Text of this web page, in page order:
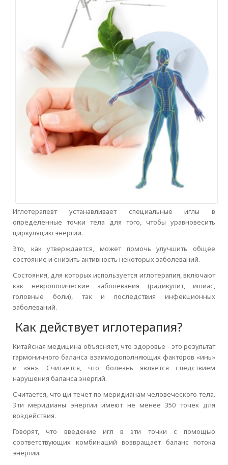
Иглотерапевт устанавливает специальные иглы в
определенные точки тела для того, чтобы уравновесить
циркуляцию энергии.
Это, как утверждается, может помочь улучшить общее
состояние и снизить активность некоторых заболеваний.
Состояния, для которых используется иглотерапия, включают
как неврологические заболевания (радикулит, ишиас,
головные боли), так и последствия инфекционных
заболеваний.
Как действует иглотерапия?
Китайская медицина объясняет, что здоровье - это результат
гармоничного баланса взаимодополняющих факторов «инь»
и «ян». Считается, что болезнь является следствием
нарушения баланса энергий.
Считается, что ци течет по меридианам человеческого тела.
Эти меридианы энергии имеют не менее 350 точек для
воздействия.
Говорят, что введение игл в эти точки с помощью
соответствующих комбинаций возвращает баланс потока
энергии.